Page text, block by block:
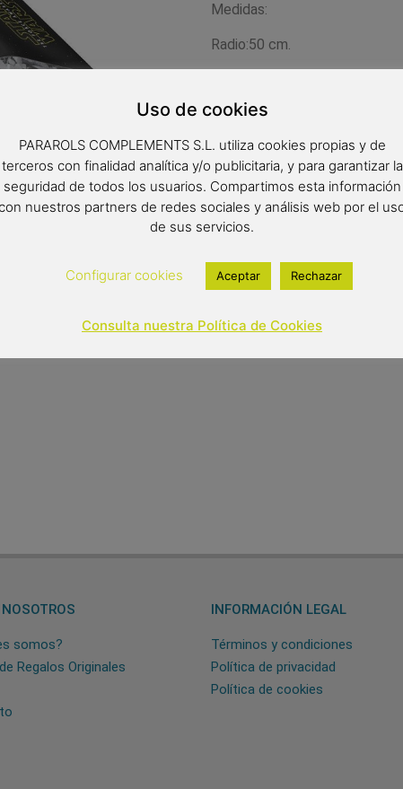
Medidas:
Radio:50 cm.
Largo: 24 cm.
11,90€
Out of stock
somos?
Regalos Originales
INFORMACIÓN LEGAL
Términos y condiciones
Política de privacidad
Política de cookies
Uso de cookies
PARAROLS COMPLEMENTS S.L. utiliza cookies propias y de
terceros con finalidad analítica y/o publicitaria, y para garantizar la
seguridad de todos los usuarios. Compartimos esta información
nuestros partners de redes sociales y análisis web por el
de sus servicios.
Configurar cookies Aceptar Rechazar
Consulta nuestra Política de Cookies